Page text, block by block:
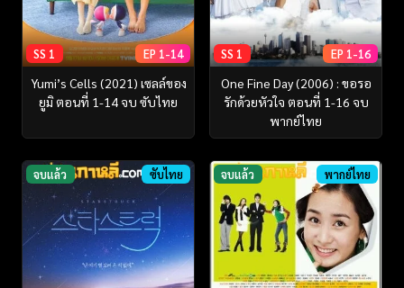
SS 1 EP 1-14
Yumi’s Cells (2021) เซลล์ของ
ยูมิ ตอนที่ 1-14 จบ ซับไทย
SS 1 EP 1-16
One Fine Day (2006) : ขอรอ
รักด้วยหัวใจ ตอนที่ 1-16 จบ
พากย์ไทย
จบแล้ว ซับไทย จบแล้ว พากย์ไทย